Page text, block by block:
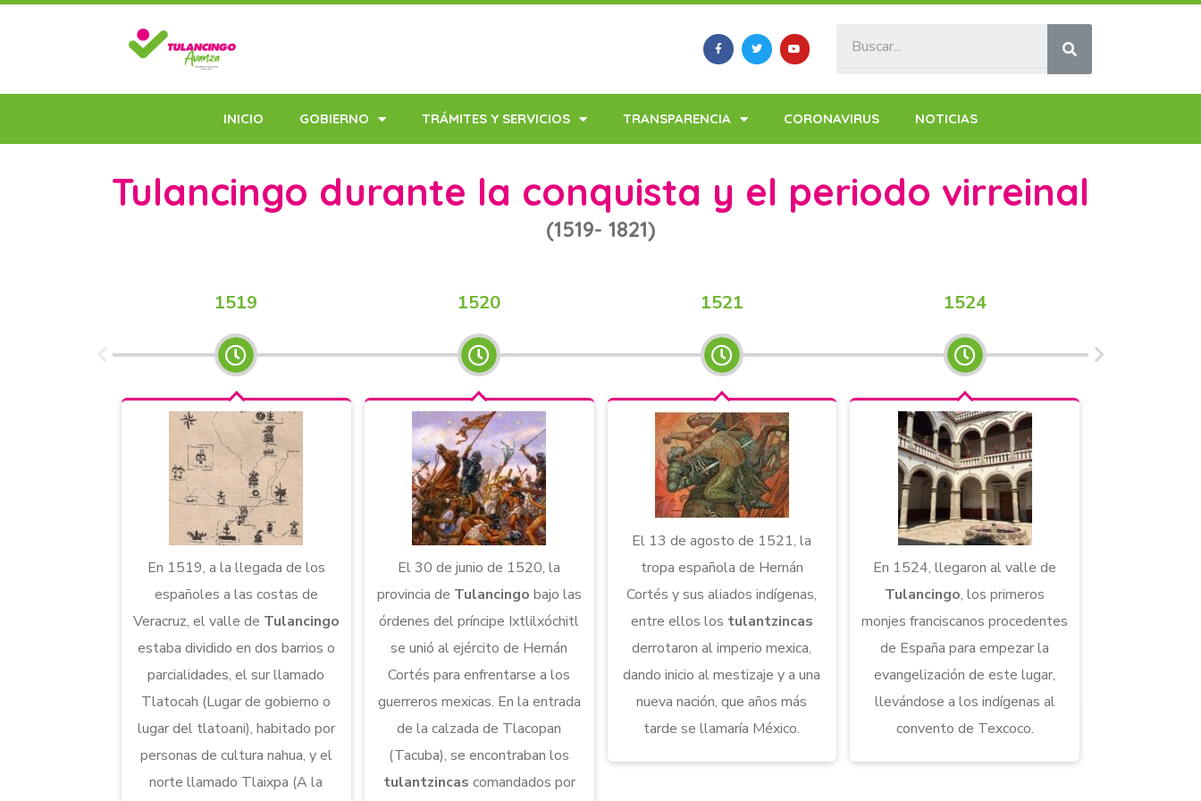
INICIO GOBIERNO TRÁMITES Y SERVICIOS TRANSPARENCIA CORONAVIRUS NOTICIAS
Tulancingo durante la conquista y el periodo virreinal
(1519- 1821)
1519
En 1519, a la llegada de los
españoles a las costas de
Veracruz, el valle de Tulancingo
estaba dividido en dos barrios o
parcialidades, el sur llamado
Tlatocah (Lugar de gobierno o
lugar del tlatoani), habitado por
personas de cultura nahua, y el
norte llamado Tlaixpa (A la
1520
El 30 de junio de 1520, la
provincia de Tulancingo bajo las
órdenes del príncipe Ixtlilxóchitl
se unió al ejército de Hernán
Cortés para enfrentarse a los
guerreros mexicas. En la entrada
de la calzada de Tlacopan
(Tacuba), se encontraban los
tulantzincas comandados por
1521
El 13 de agosto de 1521, la
tropa española de Hernán
Cortés y sus aliados indígenas,
entre ellos los tulantzincas
derrotaron al imperio mexica,
dando inicio al mestizaje y a una
nueva nación, que años más
tarde se llamaría México.
1524
En 1524, llegaron al valle de
Tulancingo, los primeros
monjes franciscanos procedentes
de España para empezar la
evangelización de este lugar,
llevándose a los indígenas al
convento de Texcoco.